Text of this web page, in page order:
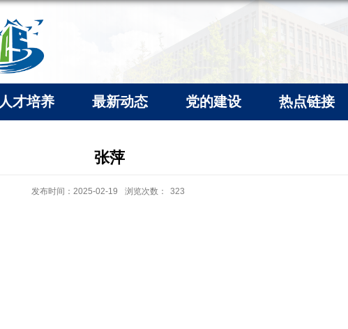
人才培养 最新动态 党的建设 热点链接
张萍
发布时间：2025-02-19 浏览次数： 323